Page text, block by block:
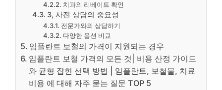
치과의 리베이트 확인
3, 사전 상담의 중요성
전문가와의 상담하기
다양한 옵션 비교
임플란트 보철의 가격이 지원되는 경우
임플란트 보철 가격의 모든 것| 비용 산정 가이드
와 균형 잡힌 선택 방법 | 임플란트, 보철물, 치료
비용 에 대해 자주 묻는 질문 TOP 5